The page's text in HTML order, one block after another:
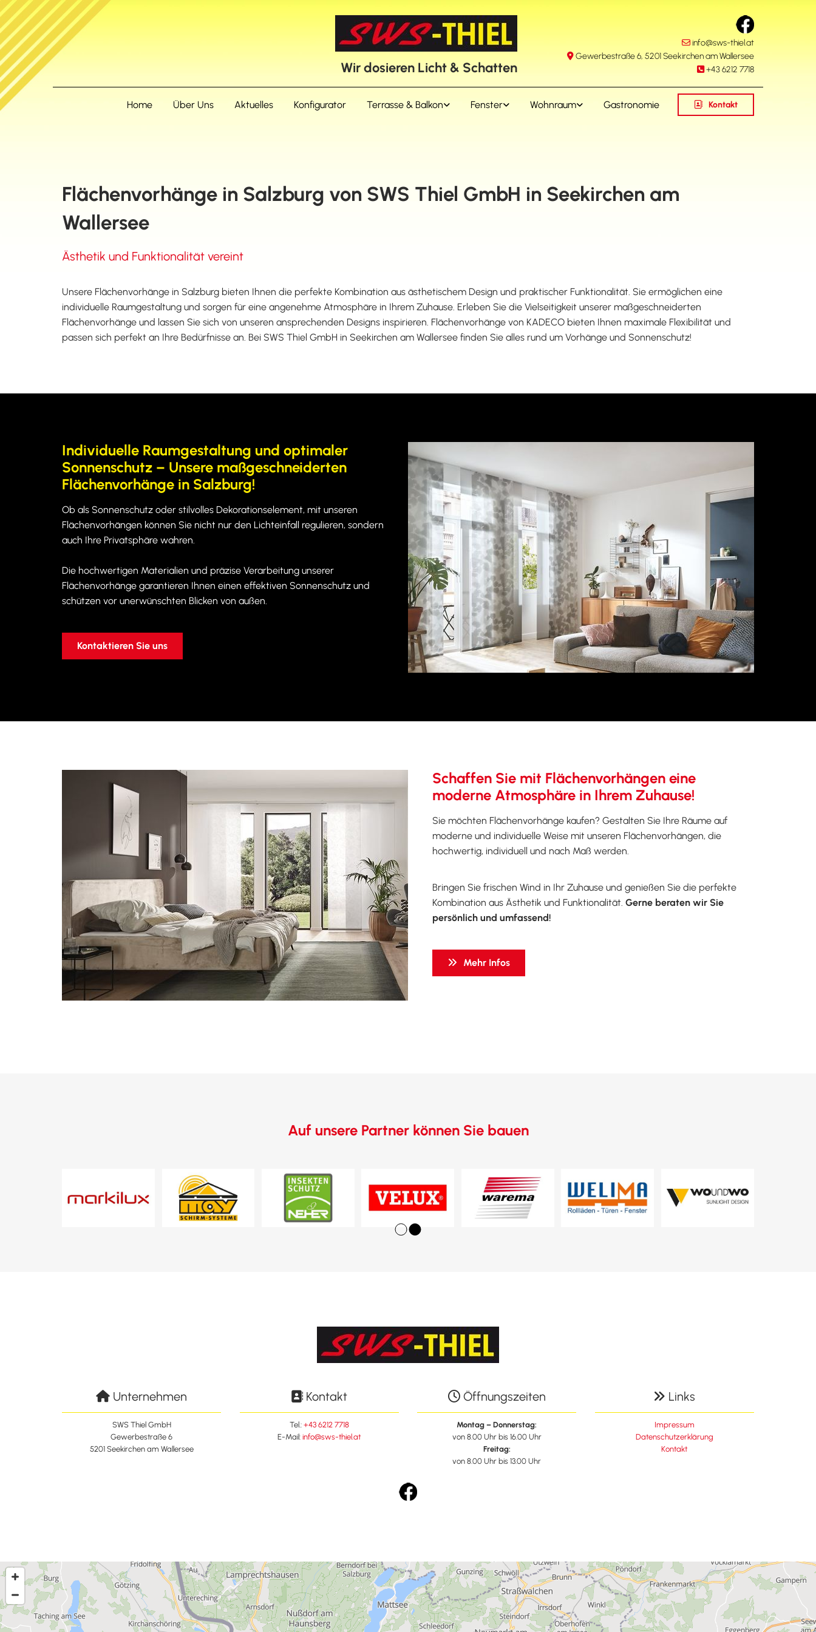
Wir dosieren Licht & Schatten
 info@sws-thiel.at
 Gewerbestraße 6, 5201 Seekirchen am Wallersee
 +43 6212 7718
Kontakt
Home Über Uns Aktuelles Konfigurator Terrasse & Balkon Fenster Wohnraum Gastronomie
Flächenvorhänge in Salzburg von SWS Thiel GmbH in Seekirchen am
Wallersee
Ästhetik und Funktionalität vereint
Unsere Flächenvorhänge in Salzburg bieten Ihnen die perfekte Kombination aus ästhetischem Design und praktischer Funktionalität. Sie ermöglichen eine
individuelle Raumgestaltung und sorgen für eine angenehme Atmosphäre in Ihrem Zuhause. Erleben Sie die Vielseitigkeit unserer maßgeschneiderten
Flächenvorhänge und lassen Sie sich von unseren ansprechenden Designs inspirieren. Flächenvorhänge von KADECO bieten Ihnen maximale Flexibilität und
passen sich perfekt an Ihre Bedürfnisse an. Bei SWS Thiel GmbH in Seekirchen am Wallersee finden Sie alles rund um Vorhänge und Sonnenschutz!
Individuelle Raumgestaltung und optimaler
Sonnenschutz – Unsere maßgeschneiderten
Flächenvorhänge in Salzburg!
Ob als Sonnenschutz oder stilvolles Dekorationselement, mit unseren
Flächenvorhängen können Sie nicht nur den Lichteinfall regulieren, sondern
auch Ihre Privatsphäre wahren.
Die hochwertigen Materialien und präzise Verarbeitung unserer
Flächenvorhänge garantieren Ihnen einen effektiven Sonnenschutz und
schützen vor unerwünschten Blicken von außen.
Kontaktieren Sie uns
Schaffen Sie mit Flächenvorhängen eine
moderne Atmosphäre in Ihrem Zuhause!
Sie möchten Flächenvorhänge kaufen? Gestalten Sie Ihre Räume auf
moderne und individuelle Weise mit unseren Flächenvorhängen, die
hochwertig, individuell und nach Maß werden.
Bringen Sie frischen Wind in Ihr Zuhause und genießen Sie die perfekte
Kombination aus Ästhetik und Funktionalität. Gerne beraten wir Sie
persönlich und umfassend!
Mehr Infos
Auf unsere Partner können Sie bauen
 Unternehmen
SWS Thiel GmbH
Gewerbestraße 6
5201 Seekirchen am Wallersee
 Kontakt
Tel.: +43 6212 7718
E-Mail:info@sws-thiel.at
Öffnungszeiten
Montag – Donnerstag:
von 8.00 Uhr bis 16.00 Uhr
Freitag:
von 8.00 Uhr bis 13.00 Uhr
 Links
Impressum
Datenschutzerklärung
Kontakt